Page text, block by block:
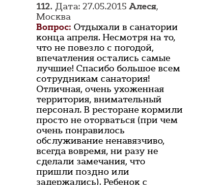
112. Дата: 27.05.2015Алеся,
Москва
Вопрос: Отдыхали в санатории
конца апреля. Несмотря на то,
что не повезло с погодой,
впечатления остались самые
лучшие! Спасибо большое всем
сотрудникам санатория!
Отличная, очень ухоженная
территория, внимательный
персонал. В ресторане кормили
просто не оторваться (при чем
очень понравилось
обслуживание ненавязчиво,
всегда вовремя, ни разу не
сделали замечания, что
пришли поздно или
задержались). Ребенок с